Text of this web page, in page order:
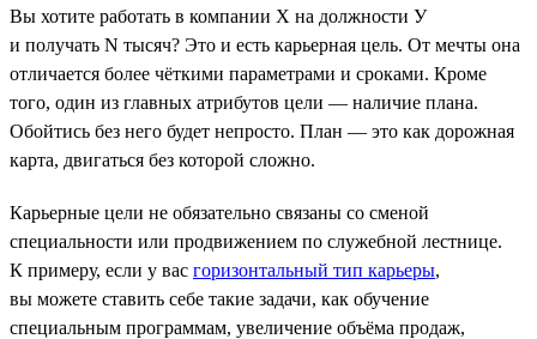
Вы хотите работать в компании Х на должности У
и получать N тысяч? Это и есть карьерная цель. От мечты она
отличается более чёткими параметрами и сроками. Кроме
того, один из главных атрибутов цели — наличие плана.
Обойтись без него будет непросто. План — это как дорожная
карта, двигаться без которой сложно.
Карьерные цели не обязательно связаны со сменой
специальности или продвижением по служебной лестнице.
К примеру, если у вас горизонтальный тип карьеры,
вы можете ставить себе такие задачи, как обучение
специальным программам, увеличение объёма продаж,